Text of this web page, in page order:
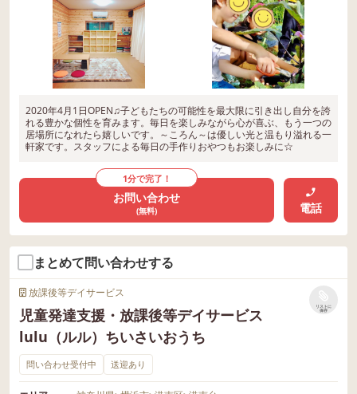
2020年4月1日OPEN♫子どもたちの可能性を最大限に引き出し自分を誇
れる豊かな個性を育みます。毎日を楽しみながら心が喜ぶ、もう一つの
居場所になれたら嬉しいです。～ころん～は優しい光と温もり溢れる一
軒家です。スタッフによる毎日の手作りおやつもお楽しみに☆
1分で完了！
お問い合わせ
(無料) 電話
まとめて問い合わせする
放課後等デイサービス
児童発達支援・放課後等デイサービス
lulu（ルル）ちいさいおうち
リストに
保存
問い合わせ受付中 送迎あり